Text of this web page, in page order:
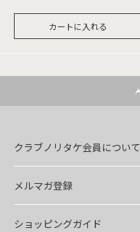
カートに入れる
クラブノリタケ会員について
メルマガ登録
ショッピングガイド